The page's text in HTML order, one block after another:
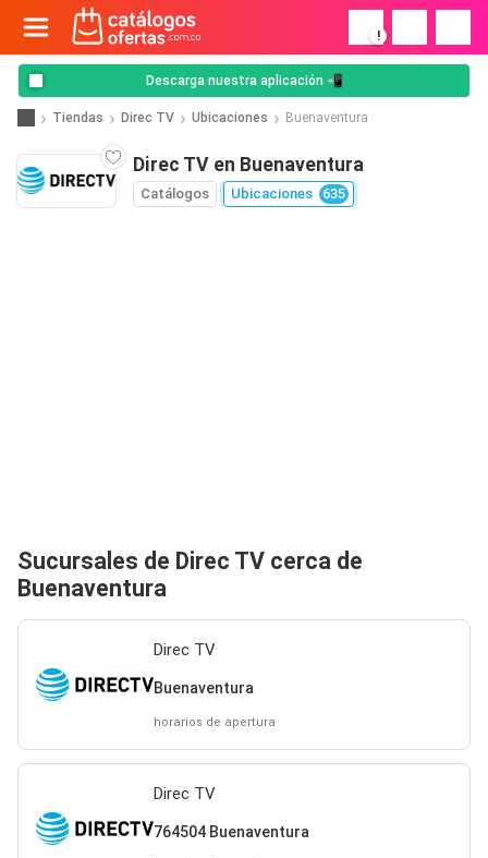
!
Descarga nuestra aplicación 📲
Tiendas Direc TV Ubicaciones Buenaventura
Direc TV en Buenaventura
Catálogos Ubicaciones 635
Sucursales de Direc TV cerca de
Buenaventura
Direc TV
Buenaventura
horarios de apertura
Direc TV
764504 Buenaventura